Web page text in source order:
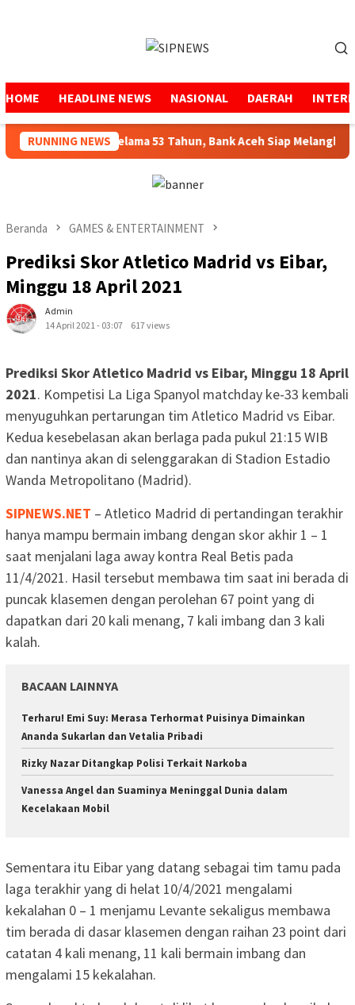
HOME HEADLINE NEWS NASIONAL DAERAH
RUNNING NEWS
Amanah Selama 53 Tahun, Bank Aceh Siap Melangkah
Beranda GAMES & ENTERTAINMENT
Prediksi Skor Atletico Madrid vs Eibar,
Minggu 18 April 2021
Admin
14 April 2021 - 03:07
617 views
Prediksi Skor Atletico Madrid vs Eibar, Minggu 18 April
2021. Kompetisi La Liga Spanyol matchday ke-33 kembali
menyuguhkan pertarungan tim Atletico Madrid vs Eibar.
Kedua kesebelasan akan berlaga pada pukul 21:15 WIB
dan nantinya akan di selenggarakan di Stadion Estadio
Wanda Metropolitano (Madrid).
SIPNEWS.NET – Atletico Madrid di pertandingan terakhir
hanya mampu bermain imbang dengan skor akhir 1 – 1
saat menjalani laga away kontra Real Betis pada
11/4/2021. Hasil tersebut membawa tim saat ini berada di
puncak klasemen dengan perolehan 67 point yang di
dapatkan dari 20 kali menang, 7 kali imbang dan 3 kali
kalah.
BACAAN LAINNYA
Terharu! Emi Suy: Merasa Terhormat Puisinya Dimainkan
Ananda Sukarlan dan Vetalia Pribadi
Rizky Nazar Ditangkap Polisi Terkait Narkoba
Vanessa Angel dan Suaminya Meninggal Dunia dalam
Kecelakaan Mobil
Sementara itu Eibar yang datang sebagai tim tamu pada
laga terakhir yang di helat 10/4/2021 mengalami
kekalahan 0 – 1 menjamu Levante sekaligus membawa
tim berada di dasar klasemen dengan raihan 23 point dari
catatan 4 kali menang, 11 kali bermain imbang dan
mengalami 15 kekalahan.